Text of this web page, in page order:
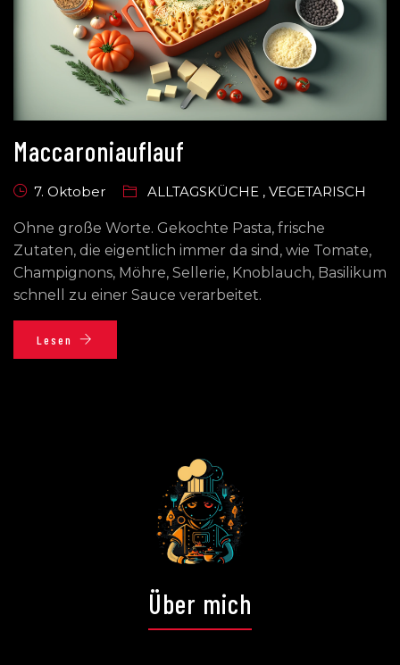
Maccaroniauflauf
7. Oktober ALLTAGSKÜCHE , VEGETARISCH
Ohne große Worte. Gekochte Pasta, frische
Zutaten, die eigentlich immer da sind, wie Tomate,
Champignons, Möhre, Sellerie, Knoblauch, Basilikum
schnell zu einer Sauce verarbeitet.
Lesen
Über mich